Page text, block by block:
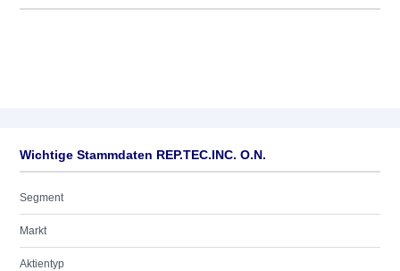
Wichtige Stammdaten REP.TEC.INC. O.N.
Segment
Markt
Aktientyp